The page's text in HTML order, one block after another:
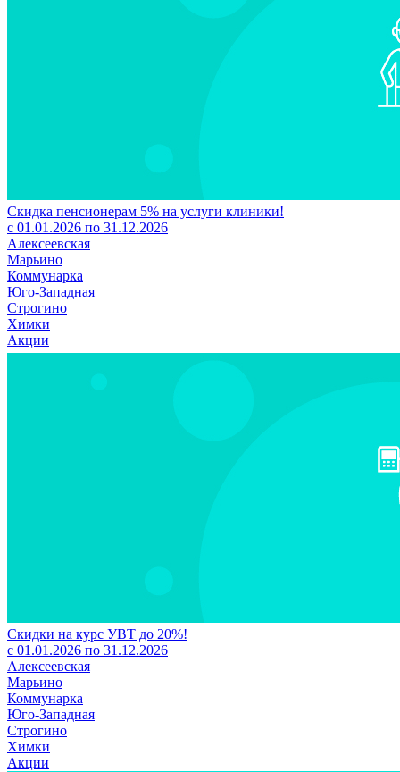
Скидка пенсионерам 5% на услуги клиники!
с 01.01.2026 по 31.12.2026
Алексеевская
Марьино
Коммунарка
Юго-Западная
Строгино
Химки
Акции
Скидки на курс УВТ до 20%!
с 01.01.2026 по 31.12.2026
Алексеевская
Марьино
Коммунарка
Юго-Западная
Строгино
Химки
Акции